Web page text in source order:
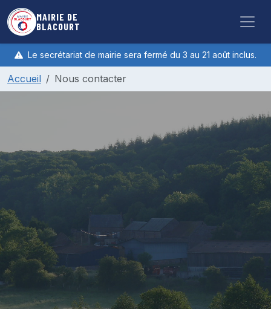
Aller au contenu principal
MAIRIE DE
BLACOURT
Le secrétariat de mairie sera fermé du 3 au 21 août inclus.
Accueil Nous contacter